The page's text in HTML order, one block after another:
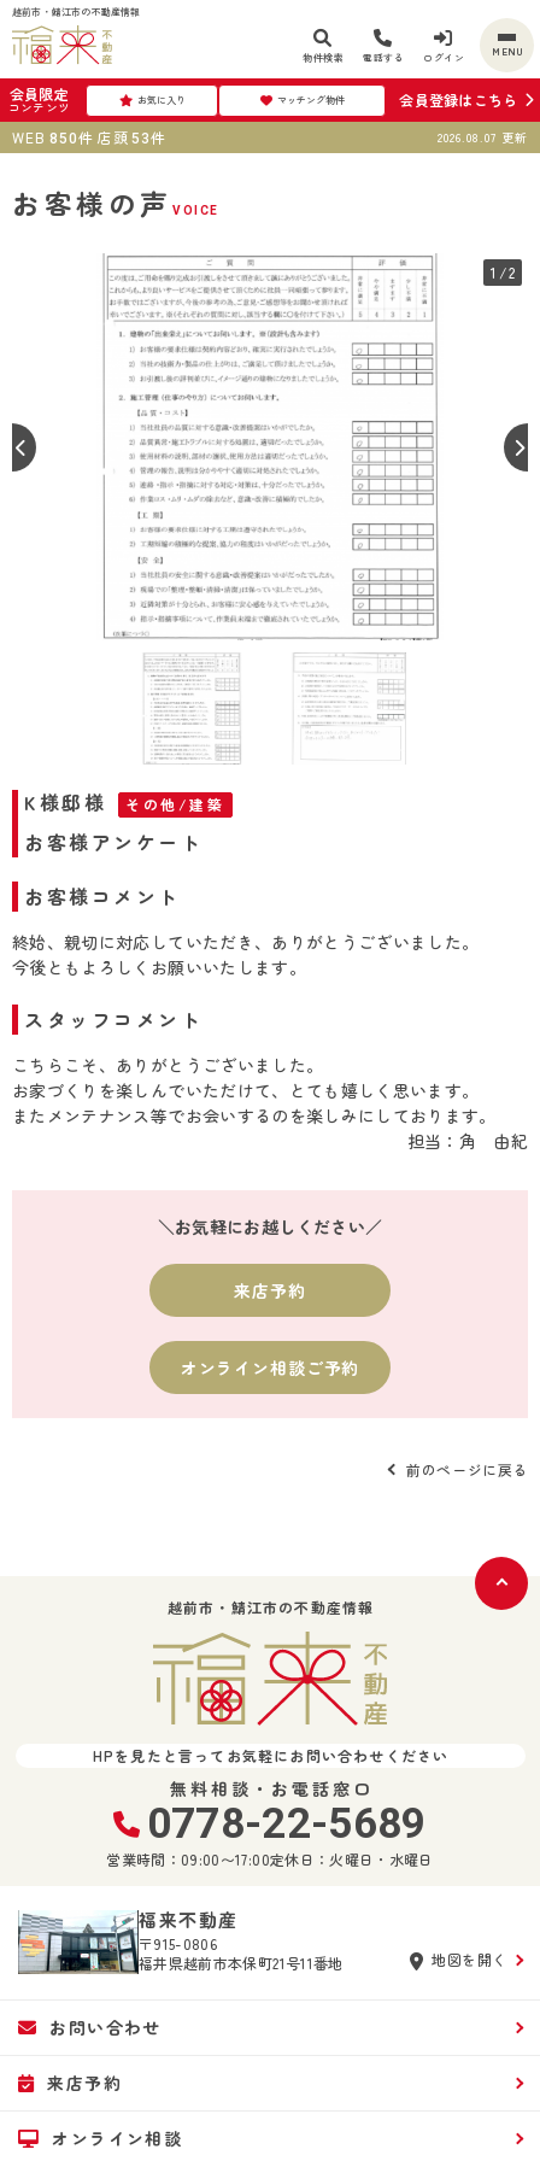
越前市・鯖江市の不動産情報
物件検索 電話する ログイン MENU
会員限定
コンテンツ お気に入り マッチング物件
会員登録はこちら
WEB 850件 店頭 53件 2026.08.07 更新
お客様の声 VOICE
1 /2
お客様アンケート①
K様邸様 その他/建築
お客様アンケート
お客様コメント
終始、親切に対応していただき、ありがとうございました。
今後ともよろしくお願いいたします。
スタッフコメント
こちらこそ、ありがとうございました。
お家づくりを楽しんでいただけて、とても嬉しく思います。
またメンテナンス等でお会いするのを楽しみにしております。
担当：角 由紀
＼お気軽にお越しください／
来店予約
オンライン相談ご予約
前のページに戻る
越前市・鯖江市の不動産情報
HPを見たと言ってお気軽にお問い合わせください
無料相談・お電話窓口
0778-22-5689
営業時間：09:00〜17:00定休日：火曜日・水曜日
福来不動産
〒915-0806
福井県越前市本保町21号11番地
地図を開く
お問い合わせ
来店予約
オンライン相談